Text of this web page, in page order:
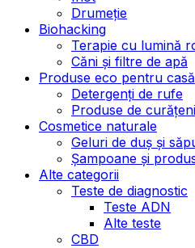
Drumeție
Biohacking
Terapie cu lumină
Căni și filtre de apă
Produse eco pentru casă
Detergenți de rufe
Produse de
Cosmetice naturale
Geluri de duș și
Șampoane și
Alte categorii
Teste de diagnostic
Teste ADN
Alte teste
CBD